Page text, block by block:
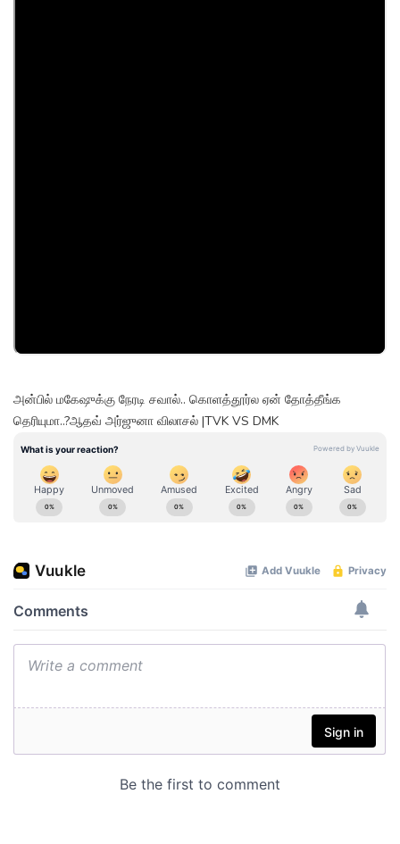
அன்பில் மகேஷுக்கு நேரடி சவால்.. கொளத்தூர்ல ஏன் தோத்தீங்க
தெரியுமா..?ஆதவ் அர்ஜுனா விலாசல் |TVK VS DMK